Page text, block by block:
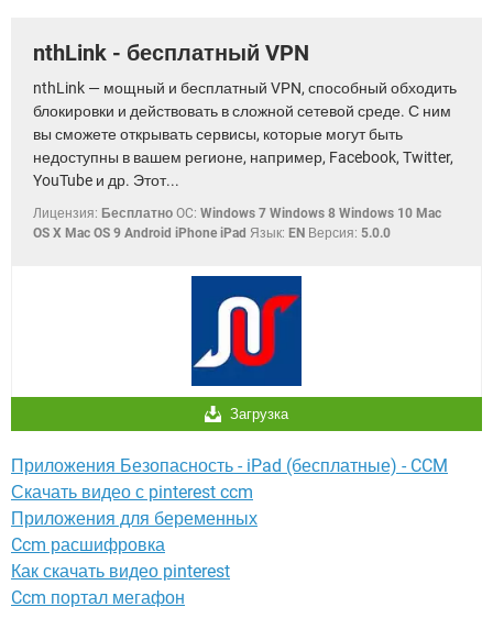
nthLink - бесплатный VPN
nthLink — мощный и бесплатный VPN, способный обходить
блокировки и действовать в сложной сетевой среде. С ним
вы сможете открывать сервисы, которые могут быть
недоступны в вашем регионе, например, Facebook, Twitter,
YouTube и др. Этот...
Лицензия: Бесплатно OC: Windows 7 Windows 8 Windows 10 Mac
OS X Mac OS 9 Android iPhone iPad Язык: EN Версия: 5.0.0
Загрузка
Приложения Безопасность - iPad (бесплатные) - CCM
Скачать видео с pinterest ccm
Приложения для беременных
Ccm расшифровка
Как скачать видео pinterest
Ccm портал мегафон